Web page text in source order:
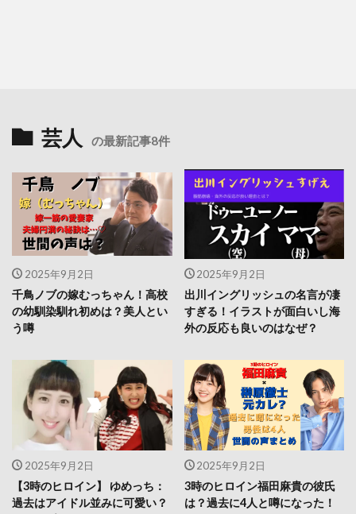
芸人 の最新記事8件
2025年9月2日
千鳥ノブの嫁むっちゃん！高校
の幼馴染馴れ初めは？美人とい
う噂
2025年9月2日
出川イングリッシュの名言が凄
すぎる！イラストが面白いし海
外の反応も良いのはなぜ？
2025年9月2日
【3時のヒロイン】 ゆめっち：
過去はアイドル並みに可愛い？
2025年9月2日
3時のヒロイン福田麻貴の彼氏
は？過去に4人と噂になった！